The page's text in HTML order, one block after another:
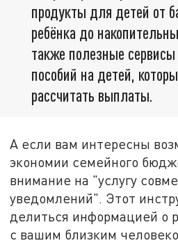
продукты для детей от
ребёнка до
также полезные
пособий на детей,
рассчитать выплаты.
А если вам интересны
экономии семейного
внимание на "услугу
уведомлений". Этот
делиться информацией о
с вашим близким